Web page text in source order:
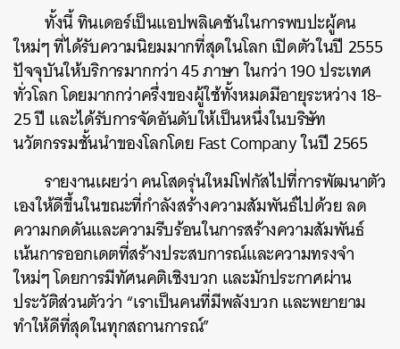
ทั้งนี้ ทินเดอร์เป็นแอปพลิเคชันในการพบปะผู้คน
ใหม่ๆ ที่ได้รับความนิยมมากที่สุดในโลก เปิดตัวในปี 2555
ปัจจุบันให้บริการมากกว่า 45 ภาษา ในกว่า 190 ประเทศ
ทั่วโลก โดยมากกว่าครึ่งของผู้ใช้ทั้งหมดมีอายุระหว่าง 18-
25 ปี และได้รับการจัดอันดับให้เป็นหนึ่งในบริษัท
นวัตกรรมชั้นนำของโลกโดย Fast Company ในปี 2565
รายงานเผยว่า คนโสดรุ่นใหม่โฟกัสไปที่การพัฒนาตัว
เองให้ดีขึ้นในขณะที่กำลังสร้างความสัมพันธ์ไปด้วย ลด
ความกดดันและความรีบร้อนในการสร้างความสัมพันธ์
เน้นการออกเดตที่สร้างประสบการณ์และความทรงจำ
ใหม่ๆ โดยการมีทัศนคติเชิงบวก และมักประกาศผ่าน
ประวัติส่วนตัวว่า “เราเป็นคนที่มีพลังบวก และพยายาม
ทำให้ดีที่สุดในทุกสถานการณ์”